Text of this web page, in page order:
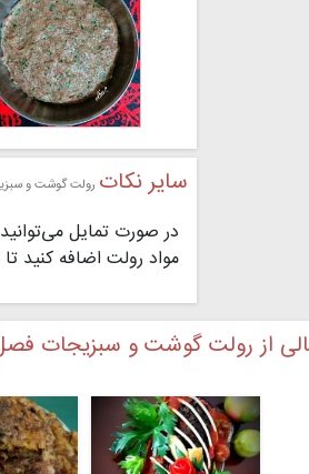
سایر نکات رولت گوشت و
در صورت تمایل
مواد رولت اضافه کنید
از رولت گوشت و سبزیجات